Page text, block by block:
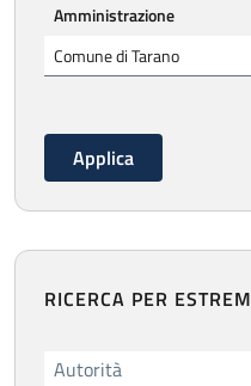
Amministrazione
RICERCA PER
Autorità